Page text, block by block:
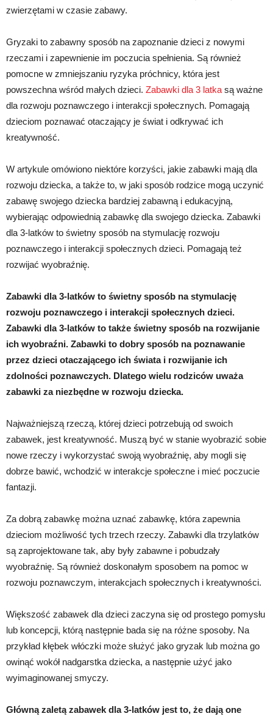
zwierzętami w czasie zabawy.
Gryzaki to zabawny sposób na zapoznanie dzieci z nowymi
rzeczami i zapewnienie im poczucia spełnienia. Są również
pomocne w zmniejszaniu ryzyka próchnicy, która jest
powszechna wśród małych dzieci. Zabawki dla 3 latka są ważne
dla rozwoju poznawczego i interakcji społecznych. Pomagają
dzieciom poznawać otaczający je świat i odkrywać ich
kreatywność.
W artykule omówiono niektóre korzyści, jakie zabawki mają dla
rozwoju dziecka, a także to, w jaki sposób rodzice mogą uczynić
zabawę swojego dziecka bardziej zabawną i edukacyjną,
wybierając odpowiednią zabawkę dla swojego dziecka. Zabawki
dla 3-latków to świetny sposób na stymulację rozwoju
poznawczego i interakcji społecznych dzieci. Pomagają też
rozwijać wyobraźnię.
Zabawki dla 3-latków to świetny sposób na stymulację
rozwoju poznawczego i interakcji społecznych dzieci.
Zabawki dla 3-latków to także świetny sposób na rozwijanie
ich wyobraźni. Zabawki to dobry sposób na poznawanie
przez dzieci otaczającego ich świata i rozwijanie ich
zdolności poznawczych. Dlatego wielu rodziców uważa
zabawki za niezbędne w rozwoju dziecka.
Najważniejszą rzeczą, której dzieci potrzebują od swoich
zabawek, jest kreatywność. Muszą być w stanie wyobrazić sobie
nowe rzeczy i wykorzystać swoją wyobraźnię, aby mogli się
dobrze bawić, wchodzić w interakcje społeczne i mieć poczucie
fantazji.
Za dobrą zabawkę można uznać zabawkę, która zapewnia
dzieciom możliwość tych trzech rzeczy. Zabawki dla trzylatków
są zaprojektowane tak, aby były zabawne i pobudzały
wyobraźnię. Są również doskonałym sposobem na pomoc w
rozwoju poznawczym, interakcjach społecznych i kreatywności.
Większość zabawek dla dzieci zaczyna się od prostego pomysłu
lub koncepcji, którą następnie bada się na różne sposoby. Na
przykład kłębek włóczki może służyć jako gryzak lub można go
owinąć wokół nadgarstka dziecka, a następnie użyć jako
wyimaginowanej smyczy.
Główną zaletą zabawek dla 3-latków jest to, że dają one